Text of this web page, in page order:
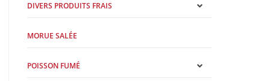
DIVERS PRODUITS FRAIS
MORUE SALÉE
POISSON FUMÉ